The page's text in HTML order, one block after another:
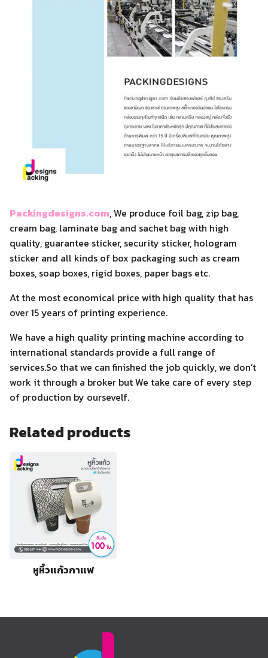
Packingdesigns.com, We produce foil bag, zip bag,
cream bag, laminate bag and sachet bag with high
quality, guarantee sticker, security sticker, hologram
sticker and all kinds of box packaging such as cream
boxes, soap boxes, rigid boxes, paper bags etc.
At the most economical price with high quality that has
over 15 years of printing experience.
We have a high quality printing machine according to
international standards provide a full range of
services.So that we can finished the job quickly, we don’t
work it through a broker but We take care of every step
of production by oursevelf.
Related products
หูหิ้วแก้วกาแฟ